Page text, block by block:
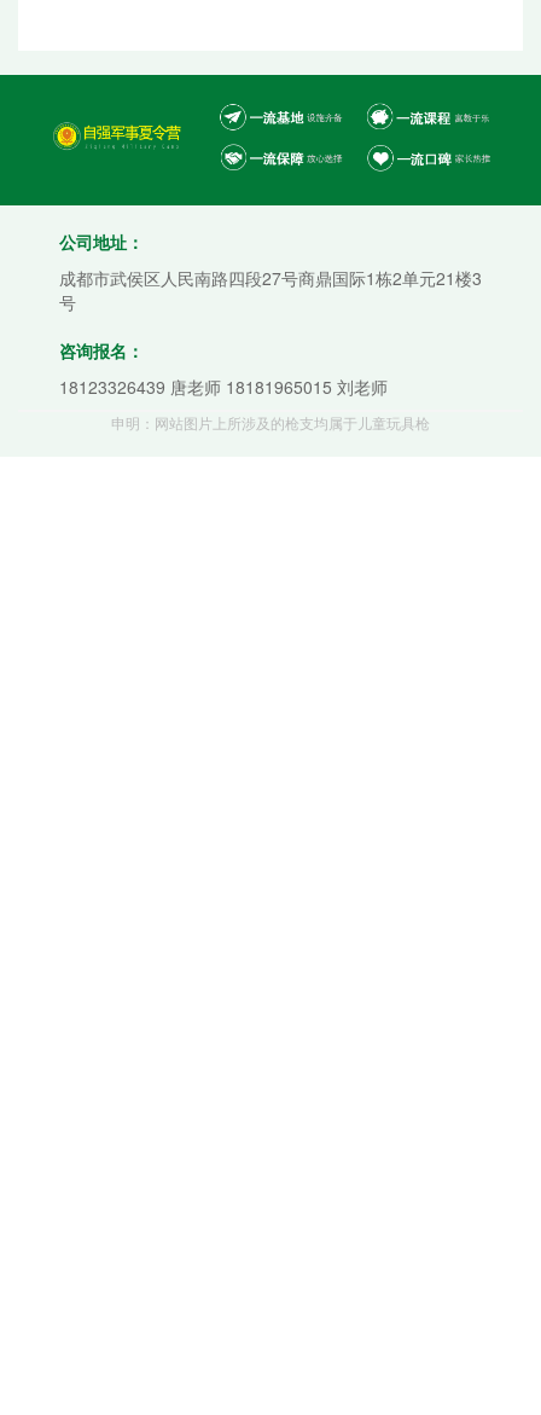
公司地址：
成都市武侯区人民南路四段27号商鼎国际1栋2单元21楼3
号
咨询报名：
18123326439 唐老师 18181965015 刘老师
申明：网站图片上所涉及的枪支均属于儿童玩具枪